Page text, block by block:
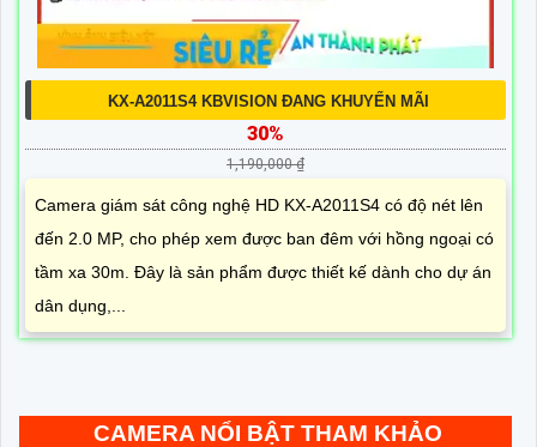
KX-A2011S4 KBVISION ĐANG KHUYẾN MÃI
30%
1,190,000 ₫
Camera giám sát công nghệ HD KX-A2011S4 có độ nét lên
đến 2.0 MP, cho phép xem được ban đêm với hồng ngoại có
tầm xa 30m. Đây là sản phẩm được thiết kế dành cho dự án
dân dụng,...
CAMERA NỔI BẬT THAM KHẢO